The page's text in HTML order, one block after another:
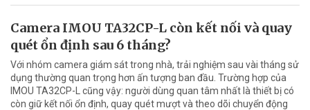
Camera IMOU TA32CP-L còn kết nối và quay
quét ổn định sau 6 tháng?
Với nhóm camera giám sát trong nhà, trải nghiệm sau vài tháng sử
dụng thường quan trọng hơn ấn tượng ban đầu. Trường hợp của
IMOU TA32CP-L cũng vậy: người dùng quan tâm nhất là thiết bị có
còn giữ kết nối ổn định, quay quét mượt và theo dõi chuyển động